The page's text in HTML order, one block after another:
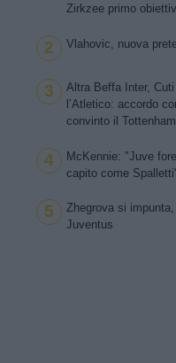
Zirkzee primo
Sorloth sul mercato.
2 Vlahovic, nuova
3
Altra Beffa Inter,
l’Atletico: accordo
convinto il Tottenham
4
McKennie: "Juve
capito come
5
Zhegrova si
Juventus